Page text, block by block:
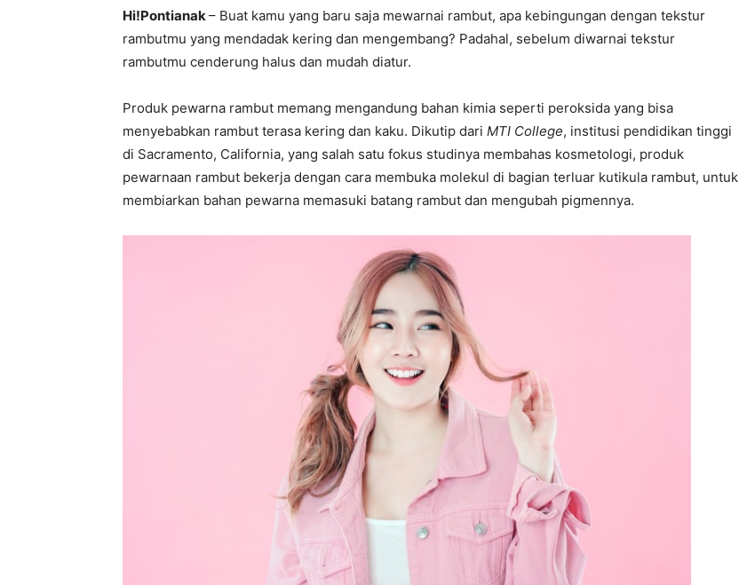
Hi!Pontianak– Buat kamu yang baru saja mewarnai rambut, apa kebingungan dengan tekstur
rambutmu yang mendadak kering dan mengembang? Padahal, sebelum diwarnai tekstur
rambutmu cenderung halus dan mudah diatur.
Produk pewarna rambut memang mengandung bahan kimia seperti peroksida yang bisa
menyebabkan rambut terasa kering dan kaku. Dikutip dari MTI College, institusi pendidikan tinggi
di Sacramento, California, yang salah satu fokus studinya membahas kosmetologi, produk
pewarnaan rambut bekerja dengan cara membuka molekul di bagian terluar kutikula rambut, untuk
membiarkan bahan pewarna memasuki batang rambut dan mengubah pigmennya.